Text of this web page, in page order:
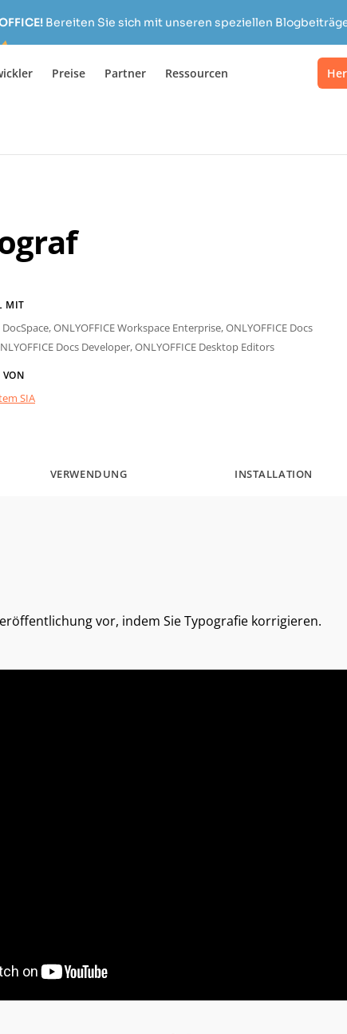
Bereiten Sie sich mit unseren speziellen
Preise Partner Ressourcen
MIT
DocSpace,ONLYOFFICE Workspace Enterprise,ONLYOFFICE Docs
Docs Developer,ONLYOFFICE Desktop Editors
VON
SIA
VERWENDUNG INSTALLATION
vor, indem Sie Typografie korrigieren.